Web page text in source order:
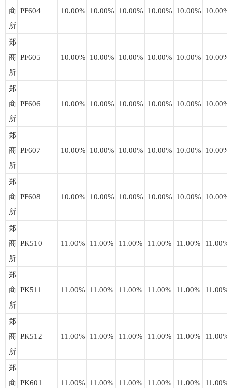
商
所
PF604 10.00% 10.00% 10.00% 10.00% 10.00%
郑
商
所
PF605 10.00% 10.00% 10.00% 10.00% 10.00%
郑
商
所
PF606 10.00% 10.00% 10.00% 10.00% 10.00%
郑
商
所
PF607 10.00% 10.00% 10.00% 10.00% 10.00%
郑
商
所
PF608 10.00% 10.00% 10.00% 10.00% 10.00%
郑
商
所
PK510 11.00% 11.00% 11.00% 11.00% 11.00%
郑
商
所
PK511 11.00% 11.00% 11.00% 11.00% 11.00%
郑
商
所
PK512 11.00% 11.00% 11.00% 11.00% 11.00%
郑
商 PK601 11.00% 11.00% 11.00% 11.00% 11.00%